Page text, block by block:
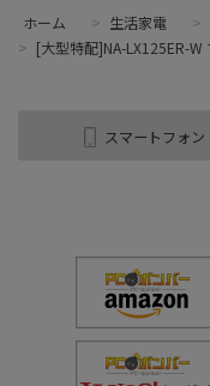
ホーム > 生活家電 >
> [大型特配]NA-LX125ER-W
スマートフォン